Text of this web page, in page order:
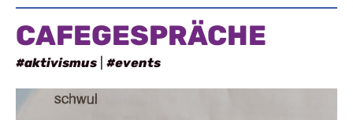
CAFEGESPRÄCHE
#aktivismus #events